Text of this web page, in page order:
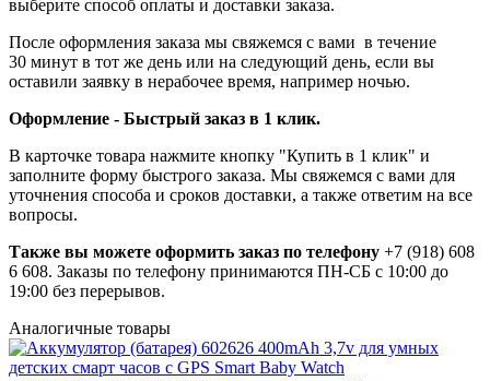
выберите способ оплаты и доставки заказа.
После оформления заказа мы свяжемся с вами в течение
30 минут в тот же день или на следующий день, если вы
оставили заявку в нерабочее время, например ночью.
Оформление - Быстрый заказ в 1 клик.
В карточке товара нажмите кнопку "Купить в 1 клик" и
заполните форму быстрого заказа. Мы свяжемся с вами для
уточнения способа и сроков доставки, а также ответим на все
вопросы.
Также вы можете оформить заказ по телефону +7 (918) 608
6 608. Заказы по телефону принимаются ПН-СБ с 10:00 до
19:00 без перерывов.
Аналогичные товары